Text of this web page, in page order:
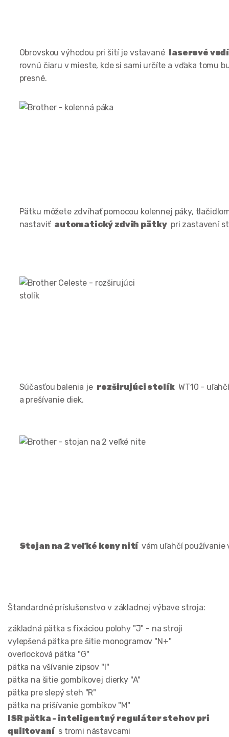
Obrovskou výhodou pri šití je vstavané laserové
rovnú čiaru v mieste, kde si sami určíte a vďaka tomu
presné.
Pätku môžete zdvíhať pomocou kolennej páky,
nastaviť automatický zdvih pätkypri zastavení
Súčasťou balenia je rozširujúci stolíkWT10 -
a prešívanie diek.
Stojan na 2 veľké kony nití vám uľahčí používanie
Štandardné príslušenstvo v základnej výbave stroja:
základná pätka s fixáciou polohy "J" - na stroji
vylepšená pätka pre šitie monogramov "N+"
overlocková pätka "G"
pätka na všívanie zipsov "I"
pätka na šitie gombíkovej dierky "A"
pätka pre slepý steh "R"
pätka na prišívanie gombíkov "M"
ISR pätka - inteligentný regulátor stehov pri
quiltovanís tromi nástavcami